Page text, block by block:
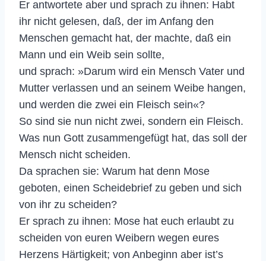
Er antwortete aber und sprach zu ihnen: Habt
ihr nicht gelesen, daß, der im Anfang den
Menschen gemacht hat, der machte, daß ein
Mann und ein Weib sein sollte,
und sprach: »Darum wird ein Mensch Vater und
Mutter verlassen und an seinem Weibe hangen,
und werden die zwei ein Fleisch sein«?
So sind sie nun nicht zwei, sondern ein Fleisch.
Was nun Gott zusammengefügt hat, das soll der
Mensch nicht scheiden.
Da sprachen sie: Warum hat denn Mose
geboten, einen Scheidebrief zu geben und sich
von ihr zu scheiden?
Er sprach zu ihnen: Mose hat euch erlaubt zu
scheiden von euren Weibern wegen eures
Herzens Härtigkeit; von Anbeginn aber ist’s